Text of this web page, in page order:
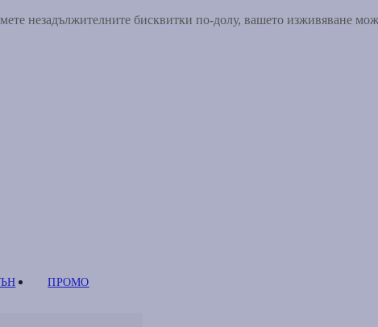
незадължителните бисквитки по-долу, вашето изживяване
ПРОМО